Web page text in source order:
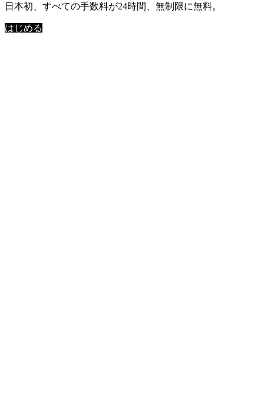
日本初、すべての手数料が24時間、無制限に無料。
はじめる